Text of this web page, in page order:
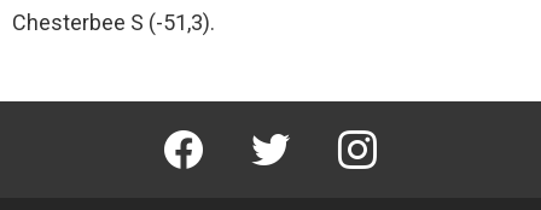
Chesterbee S (-51,3).
facebook twitter instagram